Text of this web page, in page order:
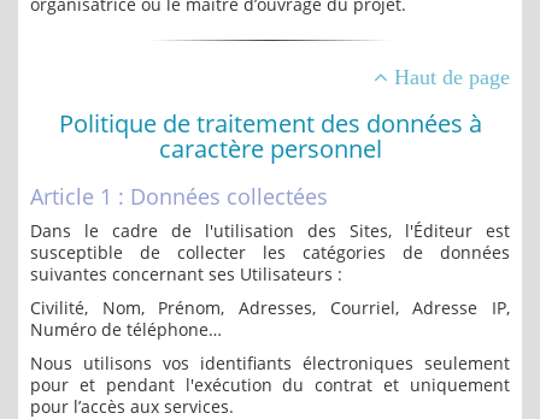
Haut de page
Politique de traitement des données à
caractère personnel
Article 1 : Données collectées
Dans le cadre de l'utilisation des Sites, l'Éditeur est
susceptible de collecter les catégories de données
suivantes concernant ses Utilisateurs :
Civilité, Nom, Prénom, Adresses, Courriel, Adresse IP,
Numéro de téléphone…
Nous utilisons vos identifiants électroniques seulement
pour et pendant l'exécution du contrat et uniquement
pour l’accès aux services.